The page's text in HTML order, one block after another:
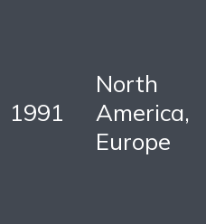
1991
North
America,
Europe